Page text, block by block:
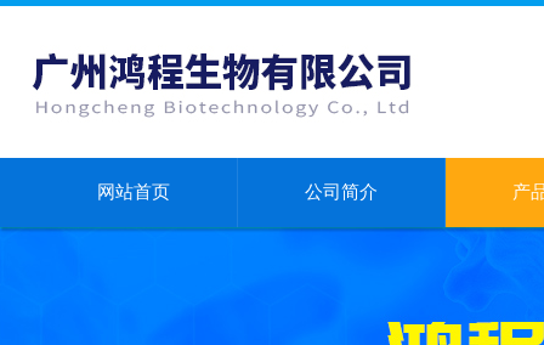
网站首页 公司简介 产